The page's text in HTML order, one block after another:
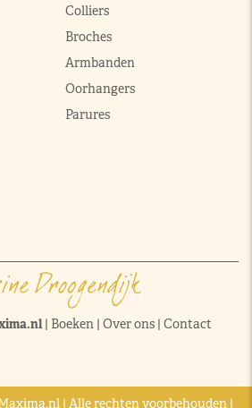
Colliers
Broches
Armbanden
Oorhangers
Parures
| Boeken| Over ons| Contact
| Alle rechten voorbehouden |